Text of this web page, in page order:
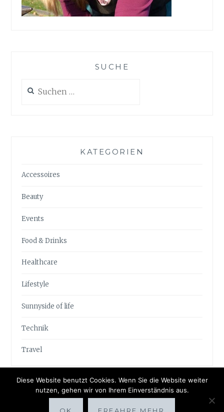
SUCHE
nach:
KATEGORIEN
Accessoires
Beauty
Events
Food & Drinks
Healthcare
Lifestyle
Sunnyside of life
Technik
Travel
Diese Website benutzt Cookies. Wenn Sie die Website weiter
nutzen, gehen wir von Ihrem Einverständnis aus.